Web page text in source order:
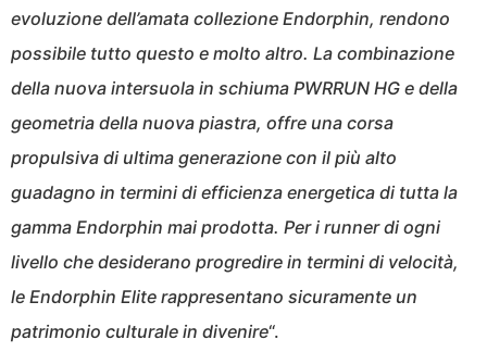
evoluzione dell’amata collezione Endorphin, rendono
possibile tutto questo e molto altro. La combinazione
della nuova intersuola in schiuma PWRRUN HG e della
geometria della nuova piastra, offre una corsa
propulsiva di ultima generazione con il più alto
guadagno in termini di efficienza energetica di tutta la
gamma Endorphin mai prodotta. Per i runner di ogni
livello che desiderano progredire in termini di velocità,
le Endorphin Elite rappresentano sicuramente un
patrimonio culturale in divenire“.